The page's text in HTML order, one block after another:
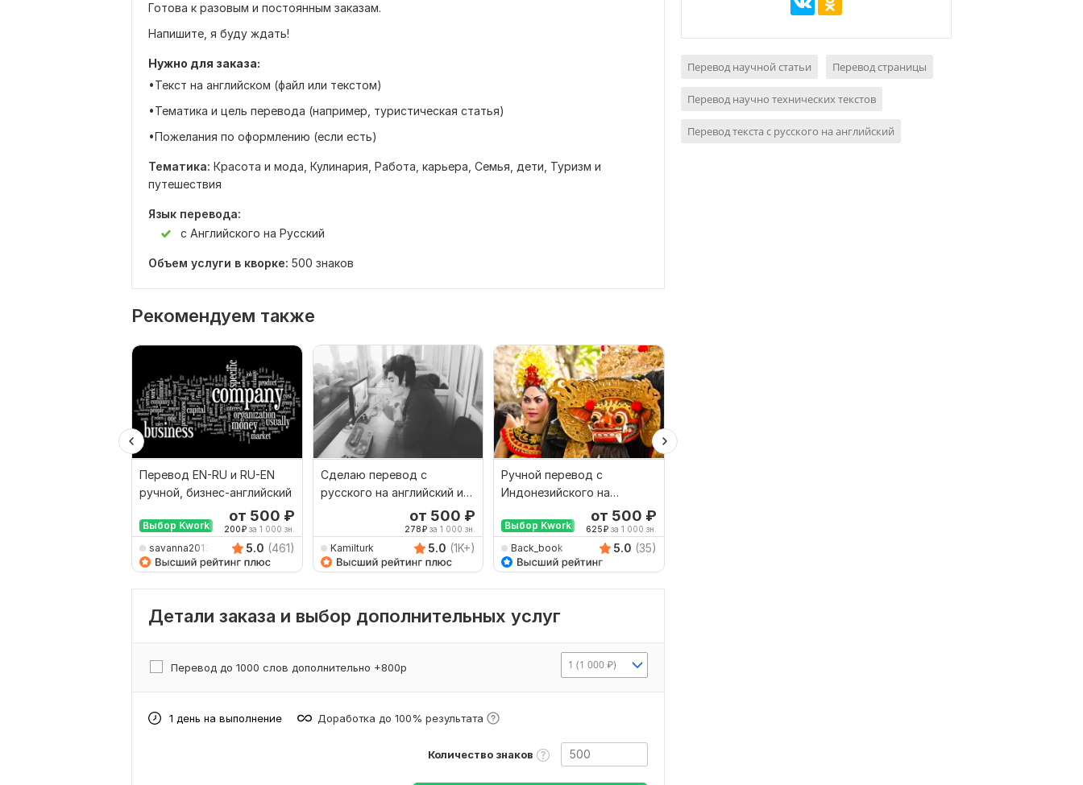
Готова к разовым и постоянным заказам.
Напишите, я буду ждать!
Нужно для заказа:
•Текст на английском (файл или текстом)
•Тематика и цель перевода (например, туристическая статья)
•Пожелания по оформлению (если есть)
Тематика: Красота и мода, Кулинария, Работа, карьера, Семья, дети, Туризм и
путешествия
Язык перевода:
с Английского на Русский
Объем услуги в кворке: 500 знаков
Рекомендуем также
Перевод EN-RU и RU-EN
ручной, бизнес-английский
Выбор Kwork
от 500 ₽
200₽за 1 000 зн.
savanna2013 5.0 (461)
Сделаю перевод с
русского на английский и
от 500 ₽
278₽ за 1 000 зн.
Kamilturk 5.0 (1K+)
Ручной перевод с
Индонезийского на
Русский и наоборот
Выбор Kwork
от 500 ₽
625₽за 1 000 зн.
Back_book 5.0 (35)
Детали заказа и выбор дополнительных услуг
Перевод до 1000 слов дополнительно +800р 1 (1 000 ₽)
1 день на выполнение Доработка до 100% результата
Количество знаков
Перевод научной статьи Перевод страницы
Перевод научно технических текстов
Перевод текста с русского на английский